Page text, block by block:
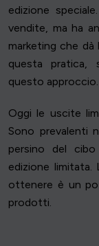
edizione
vendite, ma ha
marketing che dà
questa pratica,
questo approccio.
Oggi le uscite
Sono prevalenti
persino del
edizione
ottenere è un
prodotti.